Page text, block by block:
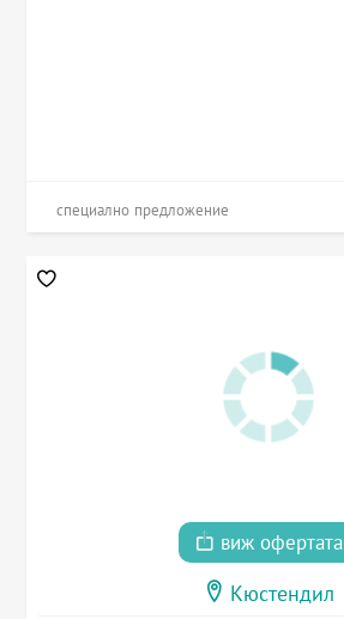
специално предложение
виж офертата
Кюстендил